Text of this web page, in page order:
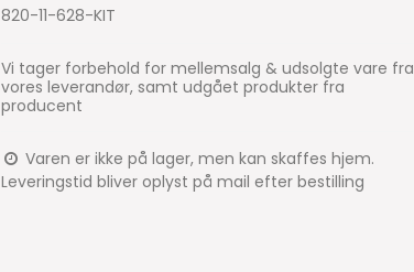
820-11-628-KIT
Vi tager forbehold for mellemsalg & udsolgte vare fra
vores leverandør, samt udgået produkter fra
producent
Varen er ikke på lager, men kan skaffes hjem.
Leveringstid bliver oplyst på mail efter bestilling